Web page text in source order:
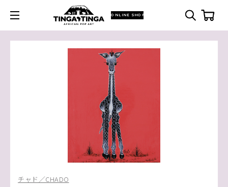
ONLINE SHOP
チャド／CHADO